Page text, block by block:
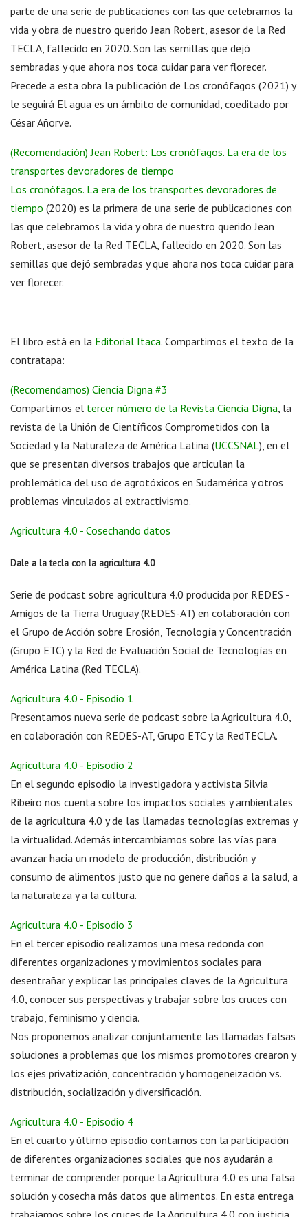
parte de una serie de publicaciones con las que celebramos la
vida y obra de nuestro querido Jean Robert, asesor de la Red
TECLA, fallecido en 2020. Son las semillas que dejó
sembradas y que ahora nos toca cuidar para ver florecer.
Precede a esta obra la publicación de Los cronófagos (2021) y
le seguirá El agua es un ámbito de comunidad, coeditado por
César Añorve.
(Recomendación) Jean Robert: Los cronófagos. La era de los
transportes devoradores de tiempo
Los cronófagos. La era de los transportes devoradores de
tiempo (2020) es la primera de una serie de publicaciones con
las que celebramos la vida y obra de nuestro querido Jean
Robert, asesor de la Red TECLA, fallecido en 2020. Son las
semillas que dejó sembradas y que ahora nos toca cuidar para
ver florecer.
El libro está en la Editorial Itaca. Compartimos el texto de la
contratapa:
(Recomendamos) Ciencia Digna #3
Compartimos el tercer número de la Revista Ciencia Digna, la
revista de la Unión de Científicos Comprometidos con la
Sociedad y la Naturaleza de América Latina (UCCSNAL), en el
que se presentan diversos trabajos que articulan la
problemática del uso de agrotóxicos en Sudamérica y otros
problemas vinculados al extractivismo.
Agricultura 4.0 - Cosechando datos
Dale a la tecla con la agricultura 4.0
Serie de podcast sobre agricultura 4.0 producida por REDES -
Amigos de la Tierra Uruguay (REDES-AT) en colaboración con
el Grupo de Acción sobre Erosión, Tecnología y Concentración
(Grupo ETC) y la Red de Evaluación Social de Tecnologías en
América Latina (Red TECLA).
Agricultura 4.0 - Episodio 1
Presentamos nueva serie de podcast sobre la Agricultura 4.0,
en colaboración con REDES-AT, Grupo ETC y la RedTECLA.
Agricultura 4.0 - Episodio 2
En el segundo episodio la investigadora y activista Silvia
Ribeiro nos cuenta sobre los impactos sociales y ambientales
de la agricultura 4.0 y de las llamadas tecnologías extremas y
la virtualidad. Además intercambiamos sobre las vías para
avanzar hacia un modelo de producción, distribución y
consumo de alimentos justo que no genere daños a la salud, a
la naturaleza y a la cultura.
Agricultura 4.0 - Episodio 3
En el tercer episodio realizamos una mesa redonda con
diferentes organizaciones y movimientos sociales para
desentrañar y explicar las principales claves de la Agricultura
4.0, conocer sus perspectivas y trabajar sobre los cruces con
trabajo, feminismo y ciencia.
Nos proponemos analizar conjuntamente las llamadas falsas
soluciones a problemas que los mismos promotores crearon y
los ejes privatización, concentración y homogeneización vs.
distribución, socialización y diversificación.
Agricultura 4.0 - Episodio 4
En el cuarto y último episodio contamos con la participación
de diferentes organizaciones sociales que nos ayudarán a
terminar de comprender porque la Agricultura 4.0 es una falsa
solución y cosecha más datos que alimentos. En esta entrega